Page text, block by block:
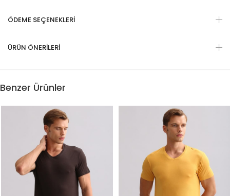
ÖDEME SEÇENEKLERI
ÜRÜN ÖNERILERI
Benzer Ürünler